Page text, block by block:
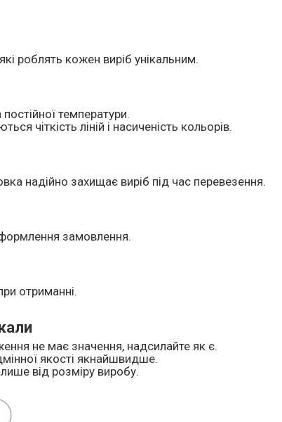
роблять кожен виріб унікальним.
температури.
чіткість ліній і насиченість кольорів.
надійно захищає виріб під час перевезення.
замовлення.
отриманні.
не має значення, надсилайте як є.
якості якнайшвидше.
від розміру виробу.